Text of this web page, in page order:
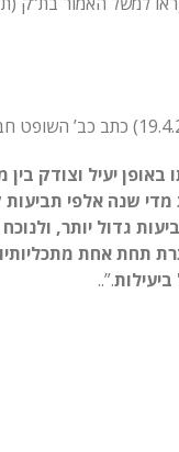
יעיל וצודק
שנה אלפי
גדול יותר,
תחת אחת
.”..